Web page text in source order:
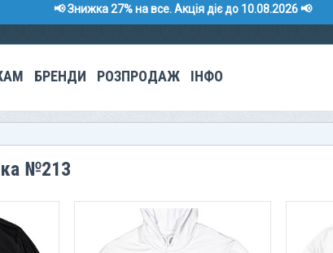
📢 Знижка 27% на все. Акція діє до 10.08.2026 📢
БРЕНДИ РОЗПРОДАЖ ІНФО
№213